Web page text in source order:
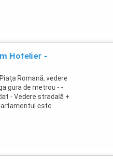
Hotelier -
Romană, vedere
gura de metrou - -
- Vedere stradală +
este